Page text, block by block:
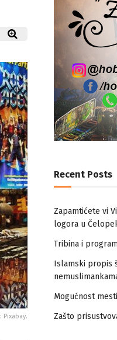
Pixabay.
Recent Posts
Zapamtićete vi
logora u
Tribina i
Islamski propis
Mogućnost
Zašto